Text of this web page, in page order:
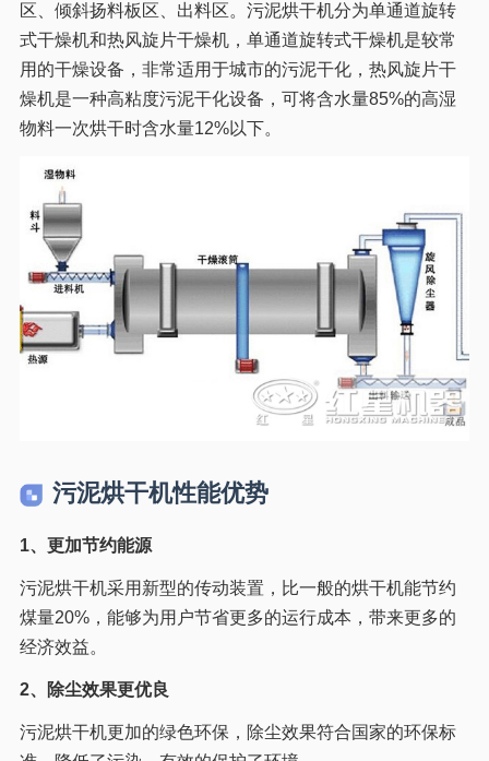
区、倾斜扬料板区、出料区。污泥烘干机分为单通道旋转
式干燥机和热风旋片干燥机，单通道旋转式干燥机是较常
用的干燥设备，非常适用于城市的污泥干化，热风旋片干
燥机是一种高粘度污泥干化设备，可将含水量85%的高湿
物料一次烘干时含水量12%以下。
污泥烘干机性能优势
1、更加节约能源
污泥烘干机采用新型的传动装置，比一般的烘干机能节约
煤量20%，能够为用户节省更多的运行成本，带来更多的
经济效益。
2、除尘效果更优良
污泥烘干机更加的绿色环保，除尘效果符合国家的环保标